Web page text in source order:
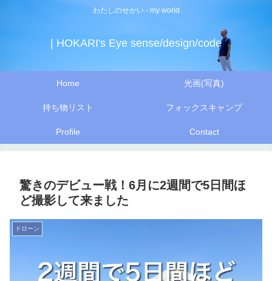
わたしのせかい - my world
| HOKARI's Eye sense/design/code
Home 光画(写真)
持ち物リスト フォックスキャンプ
Profile Contact
驚きのデビュー戦！6月に2週間で5日間ほ
ど撮影して来ました
ドローン